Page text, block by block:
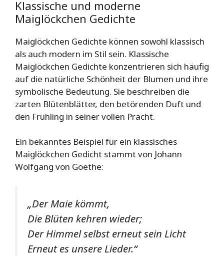
Klassische und moderne
Maiglöckchen Gedichte
Maiglöckchen Gedichte können sowohl klassisch
als auch modern im Stil sein. Klassische
Maiglöckchen Gedichte konzentrieren sich häufig
auf die natürliche Schönheit der Blumen und ihre
symbolische Bedeutung. Sie beschreiben die
zarten Blütenblätter, den betörenden Duft und
den Frühling in seiner vollen Pracht.
Ein bekanntes Beispiel für ein klassisches
Maiglöckchen Gedicht stammt von Johann
Wolfgang von Goethe:
„Der Maie kömmt,
Die Blüten kehren wieder;
Der Himmel selbst erneut sein Licht
Erneut es unsere Lieder.“